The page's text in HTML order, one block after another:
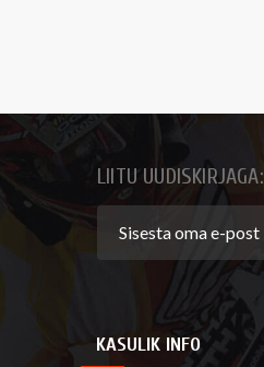
LIITU UUDISKIRJAGA:
KASULIK INFO